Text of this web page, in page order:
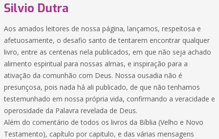
Silvio Dutra
Aos amados leitores de nossa página, lançamos, respeitosa e
afetuosamente, o desafio santo de tentarem encontrar qualquer
livro, entre as centenas nela publicados, em que não seja achado
alimento espiritual para nossas almas, e inspiração para a
ativação da comunhão com Deus. Nossa ousadia não é
presunçosa, pois nada há ali publicado, de que não tenhamos
testemunhado em nossa própria vida, confirmando a veracidade e
operosidade da Palavra revelada de Deus.
Além do comentário de todos os livros da Bíblia (Velho e Novo
Testamento), capítulo por capitulo, e das várias mensagens